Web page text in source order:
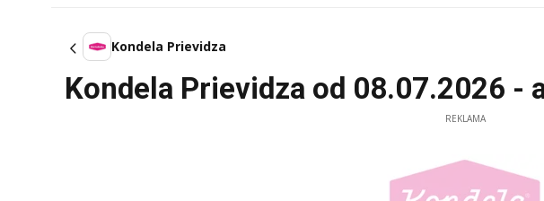
Kondela Prievidza
Kondela Prievidza od 08.07.2026 -
REKLAMA